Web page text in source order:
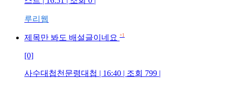
루리웹
제목만 봐도 배설글이네요 +1
[0]
사수대첩천문령대첩 | 16:40 | 조회 799 |